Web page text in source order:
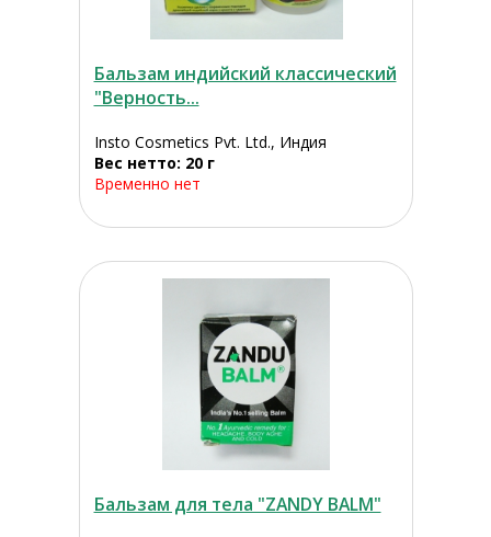
Бальзам индийский классический
"Верность...
Insto Cosmetics Pvt. Ltd., Индия
Вес нетто: 20 г
Временно нет
Бальзам для тела "ZANDY BALM"